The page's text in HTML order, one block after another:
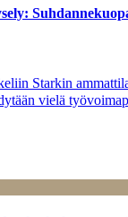
Starkin
vielä